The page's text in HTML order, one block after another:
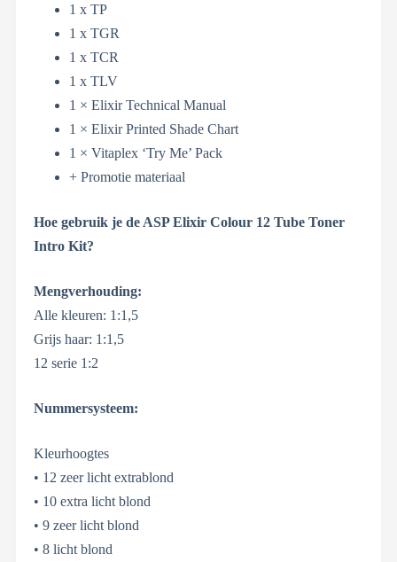
1 x TP
1 x TGR
1 x TCR
1 x TLV
1 × Elixir Technical Manual
1 × Elixir Printed Shade Chart
1 × Vitaplex ‘Try Me’ Pack
+ Promotie materiaal
Hoe gebruik je de ASP Elixir Colour 12 Tube Toner
Intro Kit?
Mengverhouding:
Alle kleuren: 1:1,5
Grijs haar: 1:1,5
12 serie 1:2
Nummersysteem:
Kleurhoogtes
• 12 zeer licht extrablond
• 10 extra licht blond
• 9 zeer licht blond
• 8 licht blond